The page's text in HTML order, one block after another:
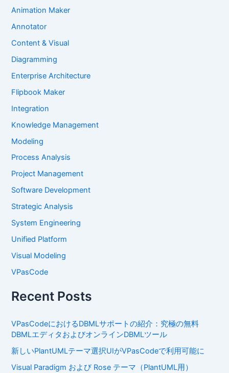
Animation Maker
Annotator
Content & Visual
Diagramming
Enterprise Architecture
Flipbook Maker
Integration
Knowledge Management
Modeling
Process Analysis
Project Management
Software Development
Strategic Analysis
System Engineering
Unified Platform
Visual Modeling
VPasCode
Recent Posts
VPasCodeにおけるDBMLサポートの紹介：究極の無料
DBMLエディタおよびオンラインDBMLツール
新しいPlantUMLテーマ選択UIがVPasCodeで利用可能に
Visual Paradigm および Rose テーマ（PlantUML用）